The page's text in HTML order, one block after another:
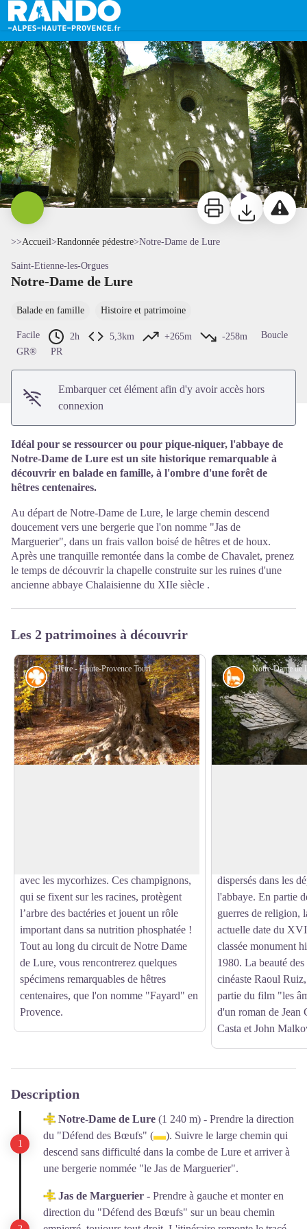
Notre-Dame de Lure
Notre-Dame de Lure - Haute-Provence Tourisme
Voir l'image en plein écran
ImprimerTéléchargerSignaler
>>Accueil>Randonnée pédestre>Notre-Dame de Lure
Saint-Etienne-les-Orgues
Notre-Dame de Lure
Balade en famille Histoire et patrimoine
Facile 2h 5,3km +265m -258m
Boucle
GR®
PR
Embarquer cet élément afin d'y avoir accès hors
connexion
Idéal pour se ressourcer ou pour pique-niquer, l'abbaye de
Notre-Dame de Lure est un site historique remarquable à
découvrir en balade en famille, à l'ombre d'une forêt de
hêtres centenaires.
Au départ de Notre-Dame de Lure, le large chemin descend
doucement vers une bergerie que l'on nomme "Jas de
Marguerier", dans un frais vallon boisé de hêtres et de houx.
Après une tranquille remontée dans la combe de Chavalet, prenez
le temps de découvrir la chapelle construite sur les ruines d'une
ancienne abbaye Chalaisienne du XIIe siècle .
Les 2 patrimoines à découvrir
Hêtre - Haute-Provence Tourisme
Flore
avec les mycorhizes. Ces champignons,
qui se fixent sur les racines, protègent
l’arbre des bactéries et jouent un rôle
important dans sa nutrition phosphatée !
Tout au long du circuit de Notre Dame
de Lure, vous rencontrerez quelques
spécimens remarquables de hêtres
centenaires, que l'on nomme "Fayard" en
Provence.
Petit
dispersés dans les
l'abbaye. En partie
guerres de religion,
actuelle date du
classée monument
1980. La beauté
cinéaste Raoul
partie du film "les
d'un roman de Jean
Casta et John
Description
Notre-Dame de Lure (1 240 m) - Prendre la direction
du "Défend des Bœufs" (
). Suivre le large chemin qui
descend sans difficulté dans la combe de Lure et arriver à
une bergerie nommée "le Jas de Marguerier".
Jas de Marguerier - Prendre à gauche et monter en
direction du "Défend des Bœufs" sur un beau chemin